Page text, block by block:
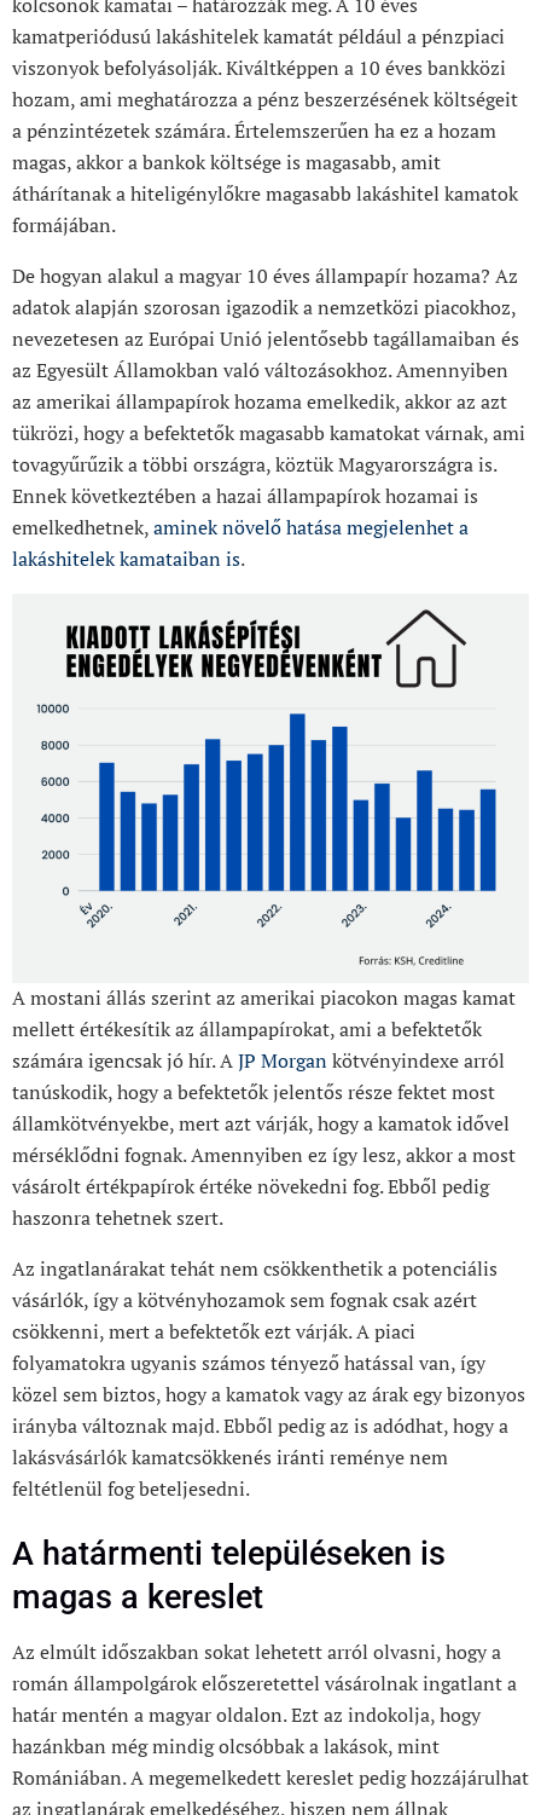
kölcsönök kamatai – határozzák meg. A 10 éves
kamatperiódusú lakáshitelek kamatát például a pénzpiaci
viszonyok befolyásolják. Kiváltképpen a 10 éves bankközi
hozam, ami meghatározza a pénz beszerzésének költségeit
a pénzintézetek számára. Értelemszerűen ha ez a hozam
magas, akkor a bankok költsége is magasabb, amit
áthárítanak a hiteligénylőkre magasabb lakáshitel kamatok
formájában.
De hogyan alakul a magyar 10 éves állampapír hozama? Az
adatok alapján szorosan igazodik a nemzetközi piacokhoz,
nevezetesen az Európai Unió jelentősebb tagállamaiban és
az Egyesült Államokban való változásokhoz. Amennyiben
az amerikai állampapírok hozama emelkedik, akkor az azt
tükrözi, hogy a befektetők magasabb kamatokat várnak, ami
tovagyűrűzik a többi országra, köztük Magyarországra is.
Ennek következtében a hazai állampapírok hozamai is
emelkedhetnek,aminek növelő hatása megjelenhet a
lakáshitelek kamataiban is.
A mostani állás szerint az amerikai piacokon magas kamat
mellett értékesítik az állampapírokat, ami a befektetők
számára igencsak jó hír. AJP Morgankötvényindexe arról
tanúskodik, hogy a befektetők jelentős része fektet most
államkötvényekbe, mert azt várják, hogy a kamatok idővel
mérséklődni fognak. Amennyiben ez így lesz, akkor a most
vásárolt értékpapírok értéke növekedni fog. Ebből pedig
haszonra tehetnek szert.
Az ingatlanárakat tehát nem csökkenthetik a potenciális
vásárlók, így a kötvényhozamok sem fognak csak azért
csökkenni, mert a befektetők ezt várják. A piaci
folyamatokra ugyanis számos tényező hatással van, így
közel sem biztos, hogy a kamatok vagy az árak egy bizonyos
irányba változnak majd. Ebből pedig az is adódhat, hogy a
lakásvásárlók kamatcsökkenés iránti reménye nem
feltétlenül fog beteljesedni.
A határmenti településeken is
magas a kereslet
Az elmúlt időszakban sokat lehetett arról olvasni, hogy a
román állampolgárok előszeretettel vásárolnak ingatlant a
határ mentén a magyar oldalon. Ezt az indokolja, hogy
hazánkban még mindig olcsóbbak a lakások, mint
Romániában. A megemelkedett kereslet pedig hozzájárulhat
az ingatlanárak emelkedéséhez, hiszen nem állnak